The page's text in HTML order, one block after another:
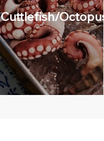
Cuttlefish/Octopus